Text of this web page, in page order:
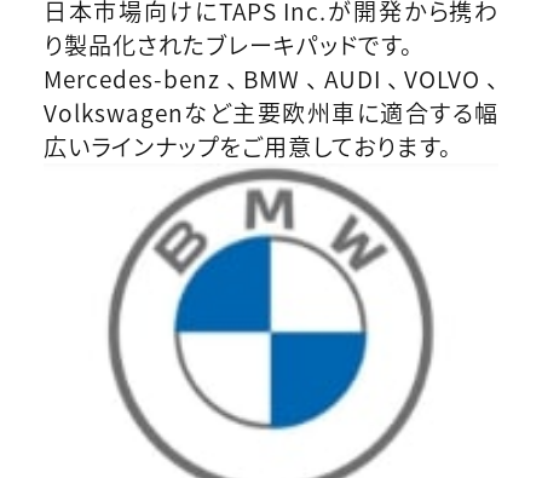
日本市場向けにTAPS Inc.が開発から携わ
り製品化されたブレーキパッドです。
Mercedes-benz、BMW、AUDI、VOLVO、
Volkswagenなど主要欧州車に適合する幅
広いラインナップをご用意しております。